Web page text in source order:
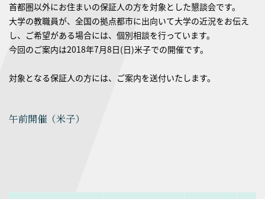
首都圏以外にお住まいの保証人の方を対象とした懇談会です。
大学の教職員が、全国の拠点都市に出向いて大学の近況をお伝え
し、ご希望がある場合には、個別相談を行っています。
今回のご案内は2018年7月8日(日)米子での開催です。
対象となる保証人の方には、ご案内を送付いたします。
午前開催（米子）